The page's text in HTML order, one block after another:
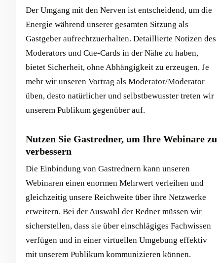
Der Umgang mit den Nerven ist entscheidend, um die
Energie während unserer gesamten Sitzung als
Gastgeber aufrechtzuerhalten. Detaillierte Notizen des
Moderators und Cue-Cards in der Nähe zu haben,
bietet Sicherheit, ohne Abhängigkeit zu erzeugen. Je
mehr wir unseren Vortrag als Moderator/Moderator
üben, desto natürlicher und selbstbewusster treten wir
unserem Publikum gegenüber auf.
Nutzen Sie Gastredner, um Ihre Webinare zu
verbessern
Die Einbindung von Gastrednern kann unseren
Webinaren einen enormen Mehrwert verleihen und
gleichzeitig unsere Reichweite über ihre Netzwerke
erweitern. Bei der Auswahl der Redner müssen wir
sicherstellen, dass sie über einschlägiges Fachwissen
verfügen und in einer virtuellen Umgebung effektiv
mit unserem Publikum kommunizieren können.